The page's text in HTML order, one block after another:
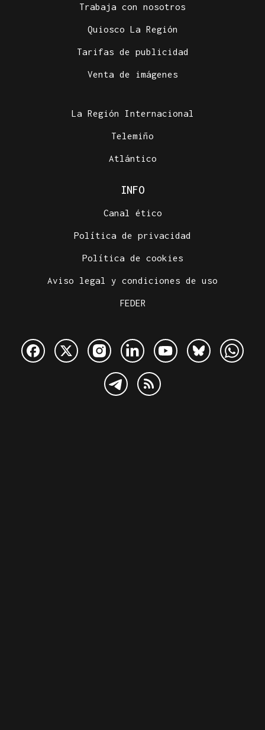
Trabaja con nosotros
Quiosco La Región
Tarifas de publicidad
Venta de imágenes
La Región Internacional
Telemiño
Atlántico
INFO
Canal ético
Política de privacidad
Política de cookies
Aviso legal y condiciones de uso
FEDER